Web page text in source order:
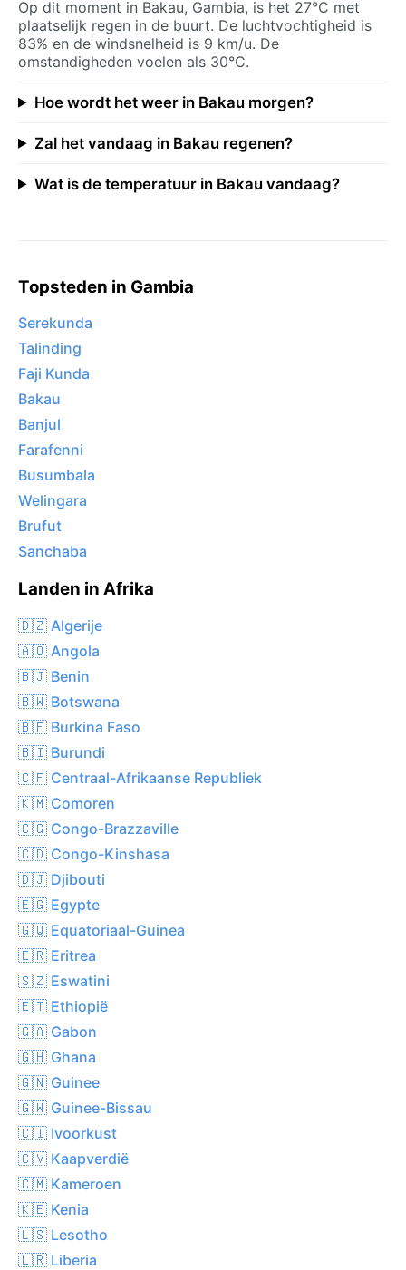
Op dit moment in Bakau, Gambia, is het 27°C met
plaatselijk regen in de buurt. De luchtvochtigheid is
83% en de windsnelheid is 9 km/u. De
omstandigheden voelen als 30°C.
Hoe wordt het weer in Bakau morgen?
Zal het vandaag in Bakau regenen?
Wat is de temperatuur in Bakau vandaag?
Topsteden in Gambia
Serekunda
Talinding
Faji Kunda
Bakau
Banjul
Farafenni
Busumbala
Welingara
Brufut
Sanchaba
Landen in Afrika
🇩🇿 Algerije
🇦🇴 Angola
🇧🇯 Benin
🇧🇼 Botswana
🇧🇫 Burkina Faso
🇧🇮 Burundi
🇨🇫 Centraal-Afrikaanse Republiek
🇰🇲 Comoren
🇨🇬 Congo-Brazzaville
🇨🇩 Congo-Kinshasa
🇩🇯 Djibouti
🇪🇬 Egypte
🇬🇶 Equatoriaal-Guinea
🇪🇷 Eritrea
🇸🇿 Eswatini
🇪🇹 Ethiopië
🇬🇦 Gabon
🇬🇭 Ghana
🇬🇳 Guinee
🇬🇼 Guinee-Bissau
🇨🇮 Ivoorkust
🇨🇻 Kaapverdië
🇨🇲 Kameroen
🇰🇪 Kenia
🇱🇸 Lesotho
🇱🇷 Liberia